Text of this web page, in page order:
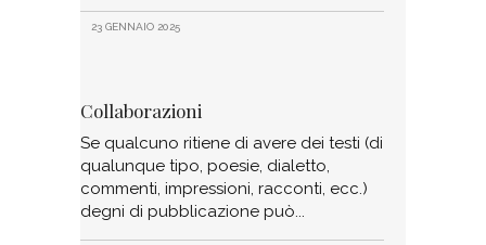
23 GENNAIO 2025
Collaborazioni
Se qualcuno ritiene di avere dei testi (di
qualunque tipo, poesie, dialetto,
commenti, impressioni, racconti, ecc.)
degni di pubblicazione può